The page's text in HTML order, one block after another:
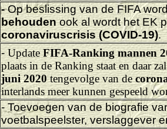
-Op beslissing van de FIFA
behoudenook al wordt het EK
coronaviruscrisis (COVID-19).
-Update FIFA-Ranking mannen
plaats in de Ranking staat en daar
juni 2020tengevolge van de
interlands meer kunnen gespeeld
- Toevoegen van de biografie
voetbalspeelster, verslaggever